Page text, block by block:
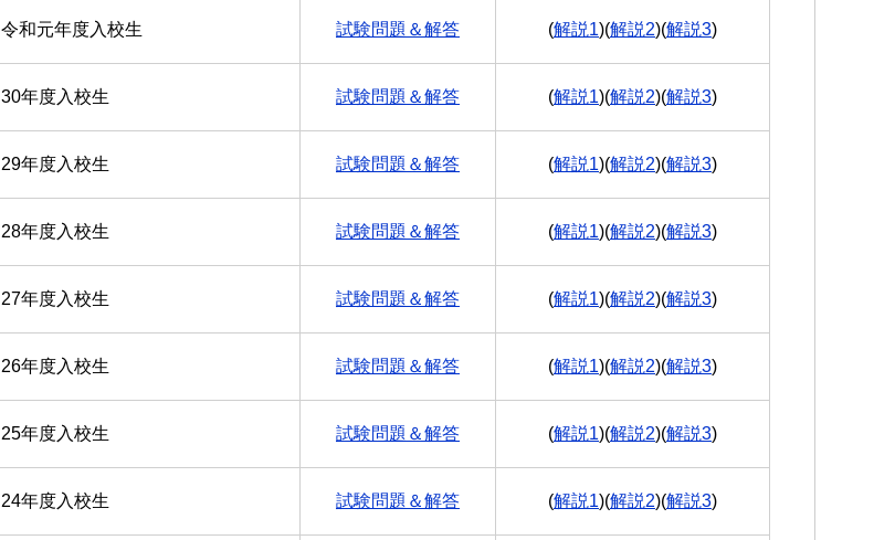
令和元年度入校生 試験問題＆解答 (解説1)(解説2)(解説3)
30年度入校生 試験問題＆解答 (解説1)(解説2)(解説3)
29年度入校生 試験問題＆解答 (解説1)(解説2)(解説3)
28年度入校生 試験問題＆解答 (解説1)(解説2)(解説3)
27年度入校生 試験問題＆解答 (解説1)(解説2)(解説3)
26年度入校生 試験問題＆解答 (解説1)(解説2)(解説3)
25年度入校生 試験問題＆解答 (解説1)(解説2)(解説3)
24年度入校生 試験問題＆解答 (解説1)(解説2)(解説3)